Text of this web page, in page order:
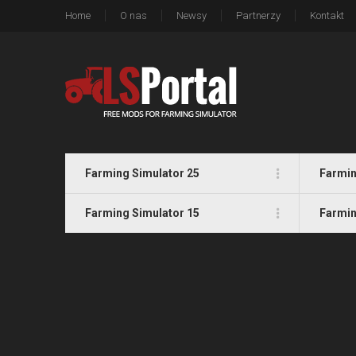
Home O nas Newsy Partnerzy Kontakt
Farming Simulator 25
Farming Simulator 15